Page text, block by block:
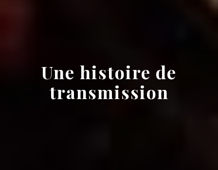
Une histoire de
transmission